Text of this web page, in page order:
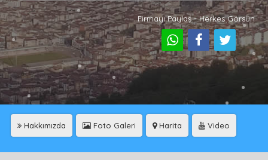
Firmayı Paylaş - Herkes Görsün
Hakkımızda Foto Galeri Harita Video